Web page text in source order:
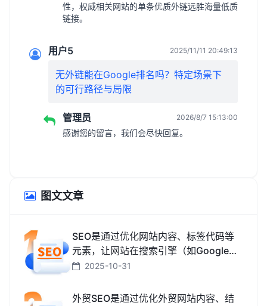
性，权威相关网站的单条优质外链远胜海量低质
链接。
用户5 2025/11/11 20:49:13
无外链能在Google排名吗？特定场景下
的可行路径与局限
管理员 2026/8/7 15:13:00
感谢您的留言，我们会尽快回复。
图文文章
SEO是通过优化网站内容、标签代码等
元素，让网站在搜索引擎（如Google、
百度、搜狗、必应）中排名更靠前，从
2025-10-31
外贸SEO是通过优化外贸网站内容、结